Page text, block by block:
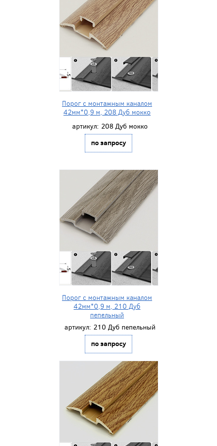
Порог с монтажным каналом
42мм*0,9 м, 208 Дуб мокко
артикул: 208 Дуб мокко
по запросу
Порог с монтажным каналом
42мм*0,9 м, 210 Дуб
пепельный
артикул: 210 Дуб пепельный
по запросу